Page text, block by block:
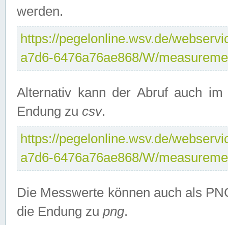
werden.
https://pegelonline.wsv.de/
a7d6-6476a76ae868/W/
Alternativ kann der Abruf auch
Endung zu csv.
https://pegelonline.wsv.de/
a7d6-6476a76ae868/W/
Die Messwerte können auch als
die Endung zu png.